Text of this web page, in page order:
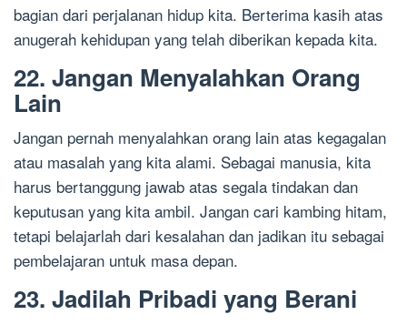
bagian dari perjalanan hidup kita. Berterima kasih atas
anugerah kehidupan yang telah diberikan kepada kita.
22. Jangan Menyalahkan Orang
Lain
Jangan pernah menyalahkan orang lain atas kegagalan
atau masalah yang kita alami. Sebagai manusia, kita
harus bertanggung jawab atas segala tindakan dan
keputusan yang kita ambil. Jangan cari kambing hitam,
tetapi belajarlah dari kesalahan dan jadikan itu sebagai
pembelajaran untuk masa depan.
23. Jadilah Pribadi yang Berani